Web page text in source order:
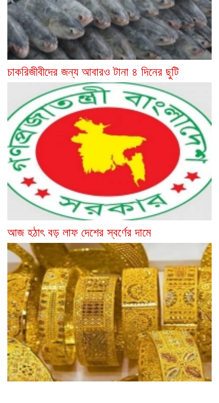
চাকরিজীবীদের জন্য আবারও টানা ৪ দিনের ছুটি
আজ হঠাৎ বড় লাফ দেশের স্বর্ণের দামে